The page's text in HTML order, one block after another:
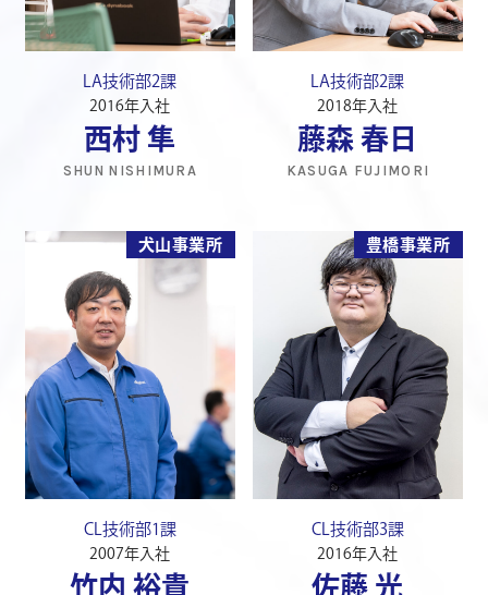
LA技術部2課
2016年入社
西村 隼
SHUN NISHIMURA
LA技術部2課
2018年入社
藤森 春日
KASUGA FUJIMORI
犬山事業所
CL技術部1課
2007年入社
竹内 裕貴
豊橋事業所
CL技術部3課
2016年入社
佐藤 光